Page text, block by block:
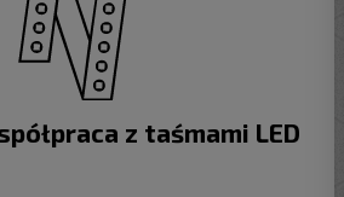
z taśmami LED